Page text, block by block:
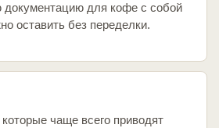
для кофе с собой
оставить без переделки.
чаще всего приводят